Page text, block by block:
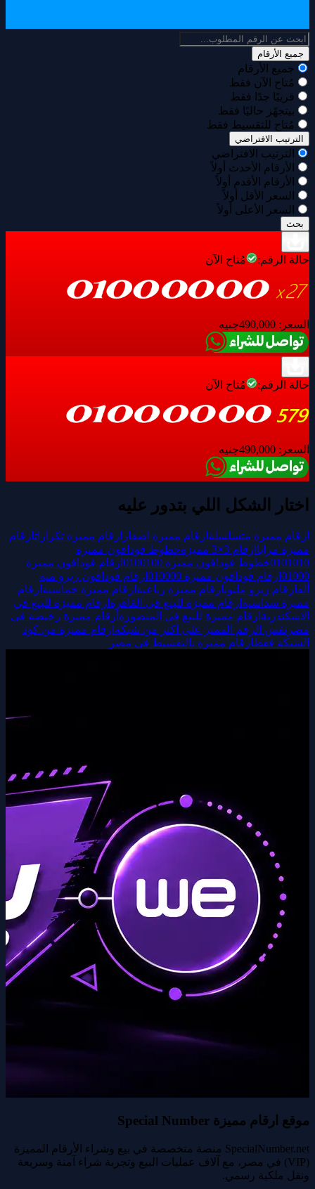
جميع الأرقام
جميع الأرقام
مُتاح الآن فقط
قريبًا جدًا فقط
بيتجهّز حاليًا فقط
مُتاح للتقسيط فقط
الترتيب الافتراضي
الترتيب الافتراضي
الأرقام الأحدث أولاً
الأرقام الأقدم أولاً
السعر الأقل أولاً
السعر الأعلى أولاً
بحث
حالة الرقم: مُتاح الآن
السعر: 490,000جنيه
حالة الرقم: مُتاح الآن
السعر: 490,000جنيه
اختار الشكل اللي بتدور عليه
ارقام مميزة متسلسلة ارقام مميزة اصفار ارقام مميزة تكراراتارقام
مميزة مرايا ارقام 3×3 مميزة
خطوط فودافون مميزة
0101010خطوط فودافون مميزة 0100100
ارقام فودافون مميزة
01000 ارقام فودافون مميزة 010000
ارقام فودافون زيرو مية
ألفارقام زيرو مليونارقام مميزة رباعية ارقام مميزة خماسية ارقام
مميزة سداسية ارقام مميزة للبيع في القاهرة ارقام مميزة للبيع في
الاسكندرية ارقام مميزة للبيع في المنصورة أرقام مميزة رخيصة في
مصر نفس الرقم المميز على أكتر من شبكة ارقام مميزة من كود
الشبكة فقطارقام مميزة بالتقسيط في مصر
موقع ارقام مميزة Special Number
SpecialNumber.net منصة متخصصة في بيع وشراء الأرقام المميزة
(VIP) في مصر، مع آلاف عمليات البيع وتجربة شراء آمنة وسريعة
ونقل ملكية رسمي.